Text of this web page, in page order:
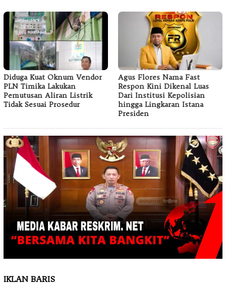
Diduga Kuat Oknum Vendor
PLN Timika Lakukan
Pemutusan Aliran Listrik
Tidak Sesuai Prosedur
Agus Flores Nama Fast
Respon Kini Dikenal Luas
Dari Institusi Kepolisian
hingga Lingkaran Istana
Presiden
IKLAN BARIS